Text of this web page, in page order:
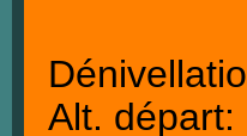
Alt.